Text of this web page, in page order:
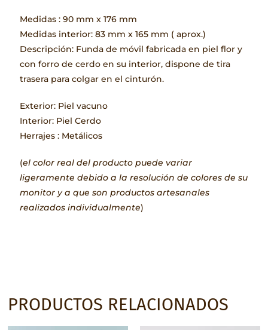
Medidas : 90 mm x 176 mm
Medidas interior: 83 mm x 165 mm ( aprox.)
Descripción: Funda de móvil fabricada en piel flor y
con forro de cerdo en su interior, dispone de tira
trasera para colgar en el cinturón.
Exterior: Piel vacuno
Interior: Piel Cerdo
Herrajes : Metálicos
(el color real del producto puede variar
ligeramente debido a la resolución de colores de su
monitor y a que son productos artesanales
realizados individualmente)
PRODUCTOS RELACIONADOS